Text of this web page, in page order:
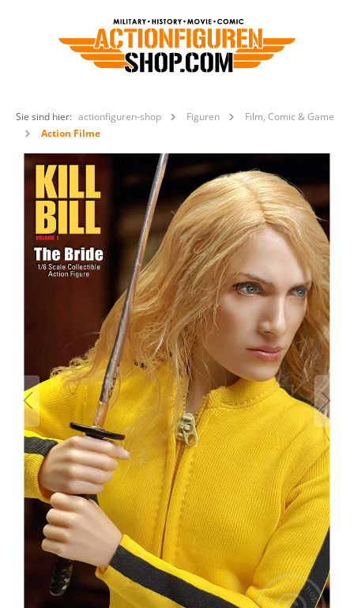
Sie sind hier: actionfiguren-shop Figuren
Film, Comic & Game
Action Filme